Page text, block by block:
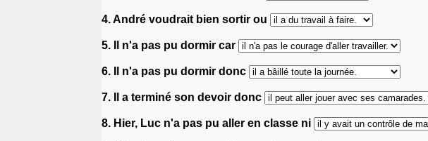
4. André voudrait bien sortir ou
5. Il n'a pas pu dormir car
6. Il n'a pas pu dormir donc
7. Il a terminé son devoir donc
8. Hier, Luc n'a pas pu aller en classe ni